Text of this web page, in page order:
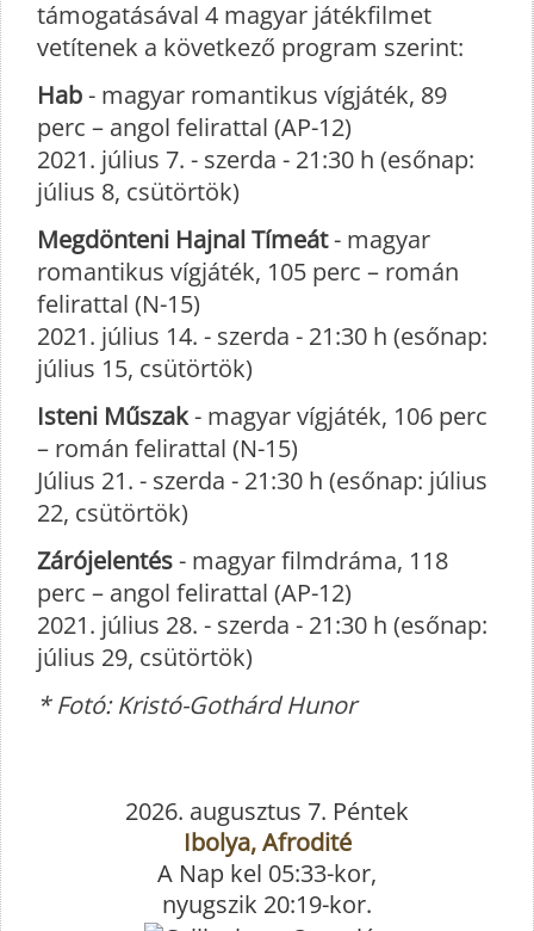
támogatásával 4 magyar játékfilmet
vetítenek a következő program szerint:
Hab- magyar romantikus vígjáték, 89
perc – angol felirattal (AP-12)
2021. július 7. - szerda - 21:30 h (esőnap:
július 8, csütörtök)
Megdönteni Hajnal Tímeát- magyar
romantikus vígjáték, 105 perc – román
felirattal (N-15)
2021. július 14. - szerda - 21:30 h (esőnap:
július 15, csütörtök)
Isteni Műszak- magyar vígjáték, 106 perc
– román felirattal (N-15)
Július 21. - szerda - 21:30 h (esőnap: július
22, csütörtök)
Zárójelentés- magyar filmdráma, 118
perc – angol felirattal (AP-12)
2021. július 28. - szerda - 21:30 h (esőnap:
július 29, csütörtök)
* Fotó: Kristó-Gothárd Hunor
2026. augusztus 7. Péntek
Ibolya, Afrodité
A Nap kel 05:33-kor,
nyugszik 20:19-kor.